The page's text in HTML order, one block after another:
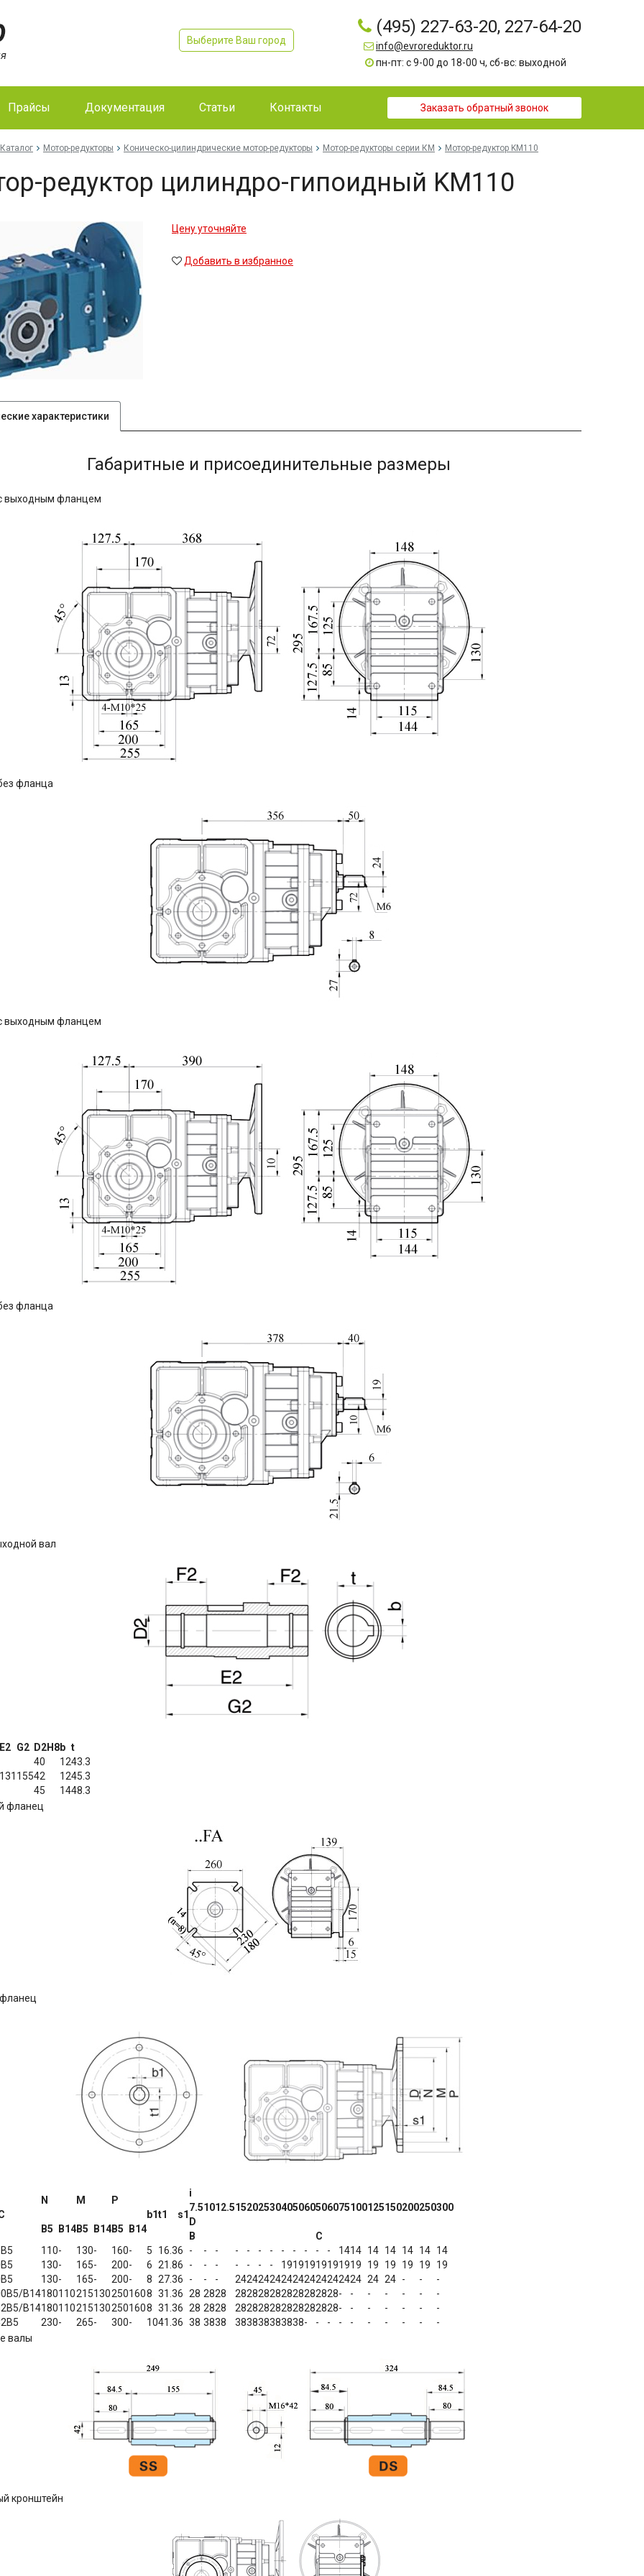
Выберите Ваш город
(495) 227-63-20, 227-64-20
info@evroreduktor.ru
пн-пт: с 9-00 до 18-00 ч, сб-вс: выходной
Прайсы Документация Статьи Контакты Заказать обратный звонок
Каталог Мотор-редукторы Коническо-цилиндрические мотор-редукторы Мотор-редукторы серии КМ Мотор-редуктор KM110
редуктор цилиндро-гипоидный KM110
Цену уточняйте
Добавить в избранное
характеристики
Габаритные и присоединительные размеры
выходным фланцем
фланца
выходным фланцем
фланца
вал
E2 G2 D2H8b t
131 155
40 1243.3
42
1245.3
45
1448.3
фланец
N M
P
b1t1 s1
i
7.51012.515202530405060506075100125150200250300
B5
B14B5 B14B5 B14
D
B
C
110- 130- 160- 5 16.36 - - - - - - - - - - - - 1414 14 14 14 14 14
130- 165- 200- 6 21.86 - - - - - - - 19191919191919 19 19 19 19
19
130- 165- 200- 8 27.36 - - - 2424242424242424242424 24 24 - -
-
B141801102151302501608 31.36 28 2828 282828282828282828- - - - - -
-
B141801102151302501608 31.36 28 2828 282828282828282828- - - - - -
-
230- 265- 300- 1041.36 38 3838 383838383838- - - - - - - - -
-
валы
кронштейн